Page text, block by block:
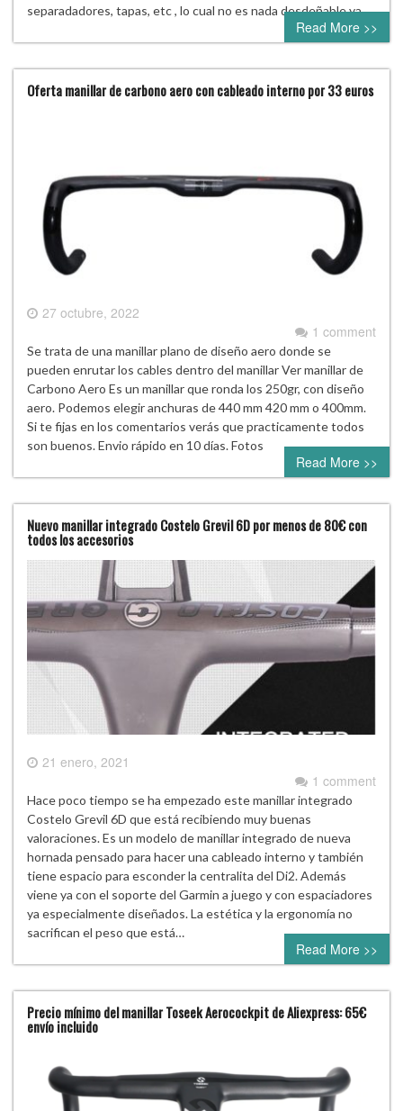
separadadores, tapas, etc , lo cual no es nada desdeñable ya…
Read More >>
Oferta manillar de carbono aero con cableado interno por 33 euros
27 octubre, 2022
1 comment
Se trata de una manillar plano de diseño aero donde se
pueden enrutar los cables dentro del manillar Ver manillar de
Carbono Aero Es un manillar que ronda los 250gr, con diseño
aero. Podemos elegir anchuras de 440 mm 420 mm o 400mm.
Si te fijas en los comentarios verás que practicamente todos
son buenos. Envio rápido en 10 días. Fotos
Read More >>
Nuevo manillar integrado Costelo Grevil 6D por menos de 80€ con
todos los accesorios
21 enero, 2021
1 comment
Hace poco tiempo se ha empezado este manillar integrado
Costelo Grevil 6D que está recibiendo muy buenas
valoraciones. Es un modelo de manillar integrado de nueva
hornada pensado para hacer una cableado interno y también
tiene espacio para esconder la centralita del Di2. Además
viene ya con el soporte del Garmin a juego y con espaciadores
ya especialmente diseñados. La estética y la ergonomía no
sacrifican el peso que está…
Read More >>
Precio mínimo del manillar Toseek Aerocockpit de Aliexpress: 65€
envío incluido